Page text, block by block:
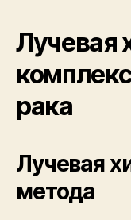
Лучевая
рака
Лучевая
метода